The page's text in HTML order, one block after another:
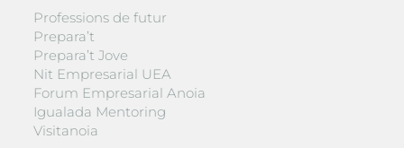
Professions de futur
Prepara’t
Prepara’t Jove
Nit Empresarial UEA
Forum Empresarial Anoia
Igualada Mentoring
Visitanoia